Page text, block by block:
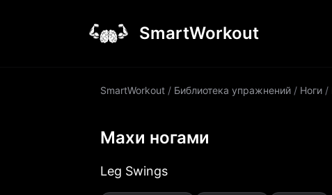
SmartWorkout
SmartWorkout / Библиотека упражнений / Ноги /
Махи ногами
Leg Swings